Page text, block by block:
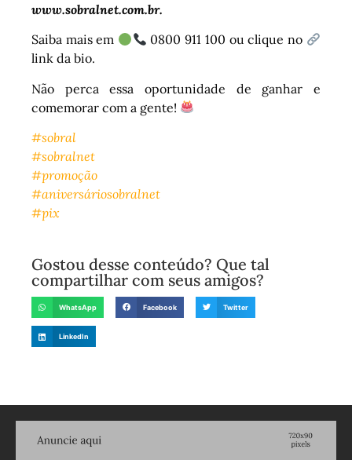
www.sobralnet.com.br.
Saiba mais em
0800 911 100 ou clique no
link da bio.
Não perca essa oportunidade de ganhar e
comemorar com a gente!
#sobral
#sobralnet
#promoção
#aniversáriosobralnet
#pix
Gostou desse conteúdo? Que tal
compartilhar com seus amigos?
WhatsApp Facebook Twitter
LinkedIn